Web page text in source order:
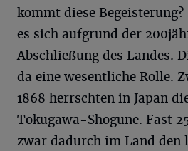
kommt diese
es sich aufgrund der
Abschließung des Landes.
da eine wesentliche Rolle.
1868 herrschten in Japan
Tokugawa-Shogune. Fast
zwar dadurch im Land den